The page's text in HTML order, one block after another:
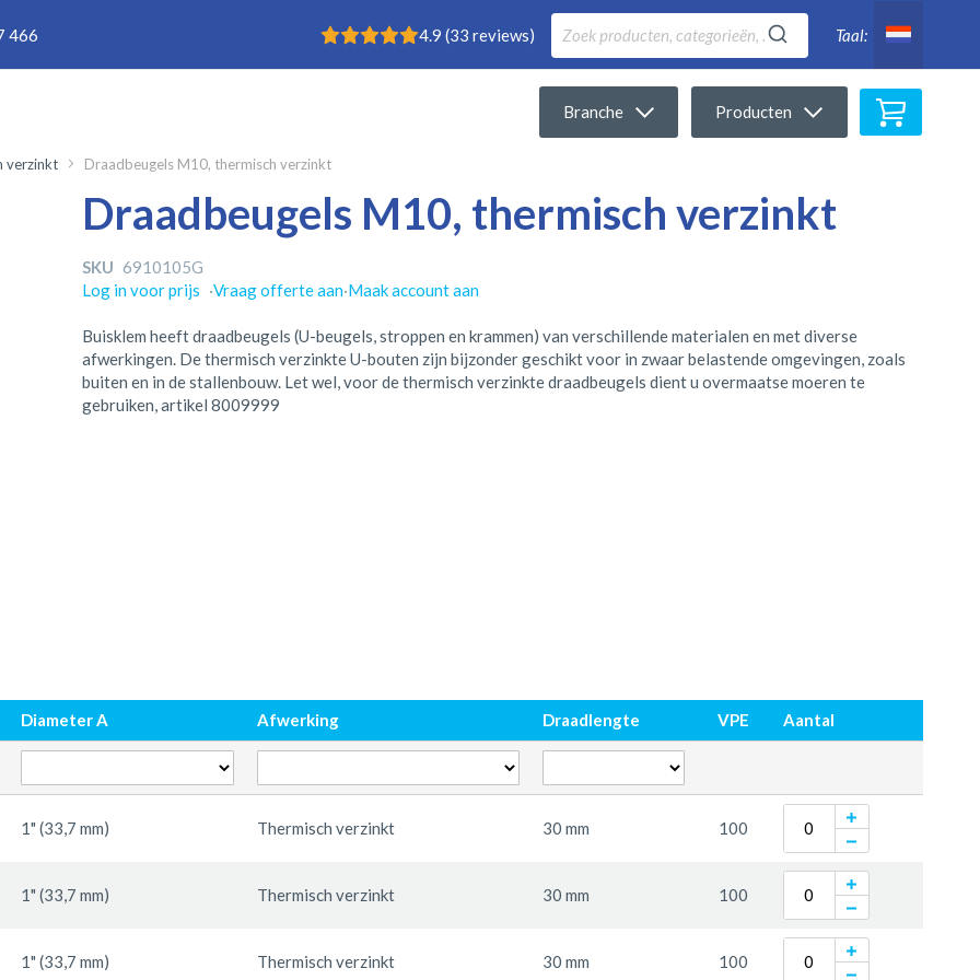
466 Rating: 4.9 4.9 (33 reviews) Taal:
Branche Producten
verzinkt Draadbeugels M10, thermisch verzinkt
Draadbeugels M10, thermisch verzinkt
SKU 6910105G
Log in voor prijs ·Vraag offerte aan·Maak account aan
Buisklem heeft draadbeugels (U-beugels, stroppen en krammen) van verschillende materialen en met diverse
afwerkingen. De thermisch verzinkte U-bouten zijn bijzonder geschikt voor in zwaar belastende omgevingen, zoals
buiten en in de stallenbouw. Let wel, voor de thermisch verzinkte draadbeugels dient u overmaatse moeren te
gebruiken, artikel 8009999
Diameter A Afwerking Draadlengte VPE Aantal
1" (33,7 mm) Thermisch verzinkt 30 mm 100
1" (33,7 mm) Thermisch verzinkt 30 mm 100
1" (33,7 mm) Thermisch verzinkt 30 mm 100